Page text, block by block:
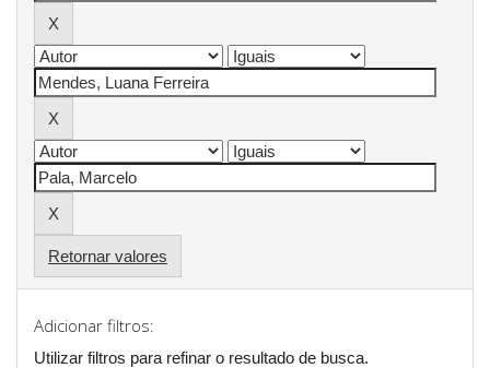
Retornar valores
Adicionar filtros:
Utilizar filtros para refinar o resultado de busca.